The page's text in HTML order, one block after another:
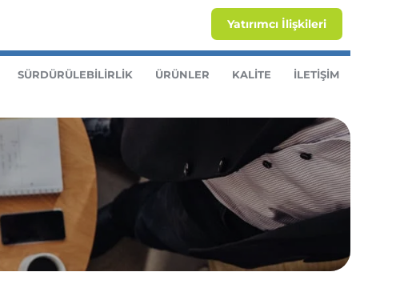
Yatırımcı İlişkileri
SÜRDÜRÜLEBİLİRLİK ÜRÜNLER KALİTE İLETİŞİM